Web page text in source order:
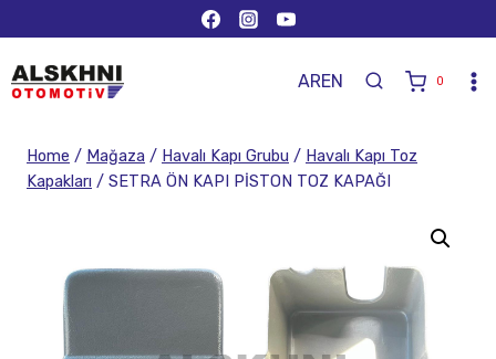
AREN 0
Home / Mağaza / Havalı Kapı Grubu / Havalı Kapı Toz
Kapakları / SETRA ÖN KAPI PİSTON TOZ KAPAĞI